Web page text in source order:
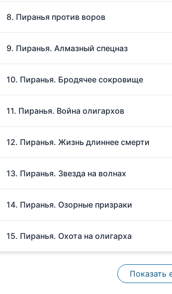
8. Пиранья против воров
9. Пиранья. Алмазный спецназ
10. Пиранья. Бродячее сокровище
11. Пиранья. Война олигархов
12. Пиранья. Жизнь длиннее смерти
13. Пиранья. Звезда на волнах
14. Пиранья. Озорные призраки
15. Пиранья. Охота на олигарха
Показать